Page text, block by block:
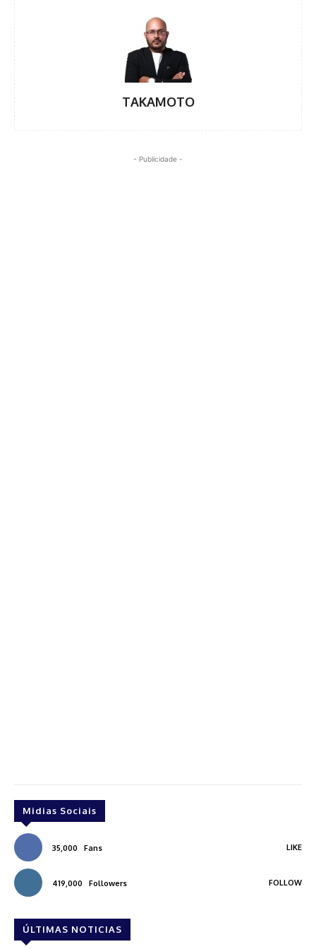
TAKAMOTO
- Publicidade -
Midias Sociais
35,000 Fans LIKE
419,000 Followers FOLLOW
ÚLTIMAS NOTICIAS